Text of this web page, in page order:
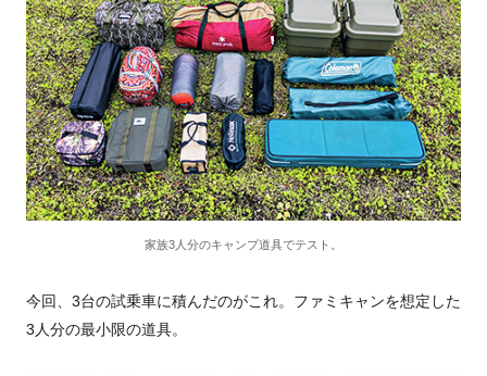
家族3人分のキャンプ道具でテスト。
今回、3台の試乗車に積んだのがこれ。ファミキャンを想定した
3人分の最小限の道具。